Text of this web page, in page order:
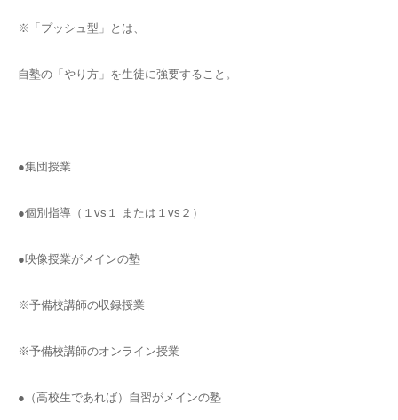
※「プッシュ型」とは、
自塾の「やり方」を生徒に強要すること。
●集団授業
●個別指導（１vs１ または１vs２）
●映像授業がメインの塾
※予備校講師の収録授業
※予備校講師のオンライン授業
●（高校生であれば）自習がメインの塾